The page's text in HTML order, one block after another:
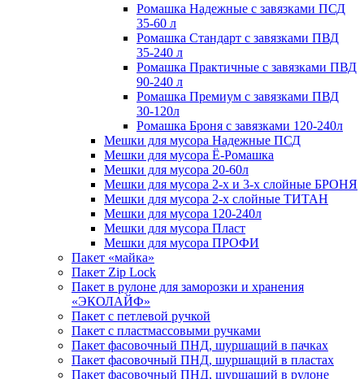
Ромашка Надежные с завязками ПСД
35-60 л
Ромашка Стандарт с завязками ПВД
35-240 л
Ромашка Практичные с завязками ПВД
90-240 л
Ромашка Премиум с завязками ПВД
30-120л
Ромашка Броня с завязками 120-240л
Мешки для мусора Надежные ПСД
Мешки для мусора Ё-Ромашка
Мешки для мусора 20-60л
Мешки для мусора 2-х и 3-х слойные БРОНЯ
Мешки для мусора 2-х слойные ТИТАН
Мешки для мусора 120-240л
Мешки для мусора Пласт
Мешки для мусора ПРОФИ
Пакет «майка»
Пакет Zip Lock
Пакет в рулоне для заморозки и хранения
«ЭКОЛАЙФ»
Пакет с петлевой ручкой
Пакет с пластмассовыми ручками
Пакет фасовочный ПНД, шуршащий в пачках
Пакет фасовочный ПНД, шуршащий в пластах
Пакет фасовочный ПНД, шуршащий в рулоне